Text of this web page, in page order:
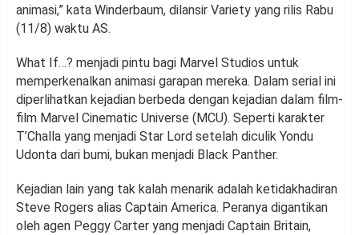
animasi,” kata Winderbaum, dilansir Variety yang rilis Rabu
(11/8) waktu AS.
What If…? menjadi pintu bagi Marvel Studios untuk
memperkenalkan animasi garapan mereka. Dalam serial ini
diperlihatkan kejadian berbeda dengan kejadian dalam film-
film Marvel Cinematic Universe (MCU). Seperti karakter
T’Challa yang menjadi Star Lord setelah diculik Yondu
Udonta dari bumi, bukan menjadi Black Panther.
Kejadian lain yang tak kalah menarik adalah ketidakhadiran
Steve Rogers alias Captain America. Peranya digantikan
oleh agen Peggy Carter yang menjadi Captain Britain,